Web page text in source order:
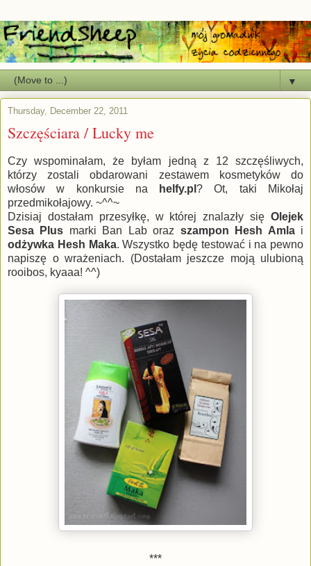
▼
Thursday, December 22, 2011
Szczęściara / Lucky me
Czy wspominałam, że byłam jedną z 12 szczęśliwych,
którzy zostali obdarowani zestawem kosmetyków do
włosów w konkursie na
helfy.pl? Ot, taki Mikołaj
przedmikołajowy. ~^^~
Dzisiaj dostałam przesyłkę, w której znalazły się Olejek
Sesa Plus marki Ban Lab oraz szampon Hesh Amlai
odżywka Hesh Maka. Wszystko będę testować i na pewno
napiszę o wrażeniach. (Dostałam jeszcze moją ulubioną
rooibos, kyaaa! ^^)
***